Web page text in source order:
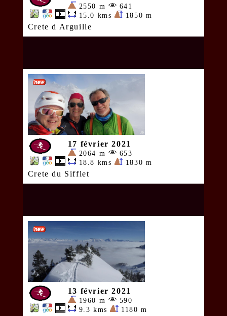
2550 m
641
15.0 kms
1850 m
Crete d Arguille
17 février 2021
2064 m
653
18.8 kms
1830 m
Crete du Sifflet
13 février 2021
1960 m
590
9.3 kms
1180 m